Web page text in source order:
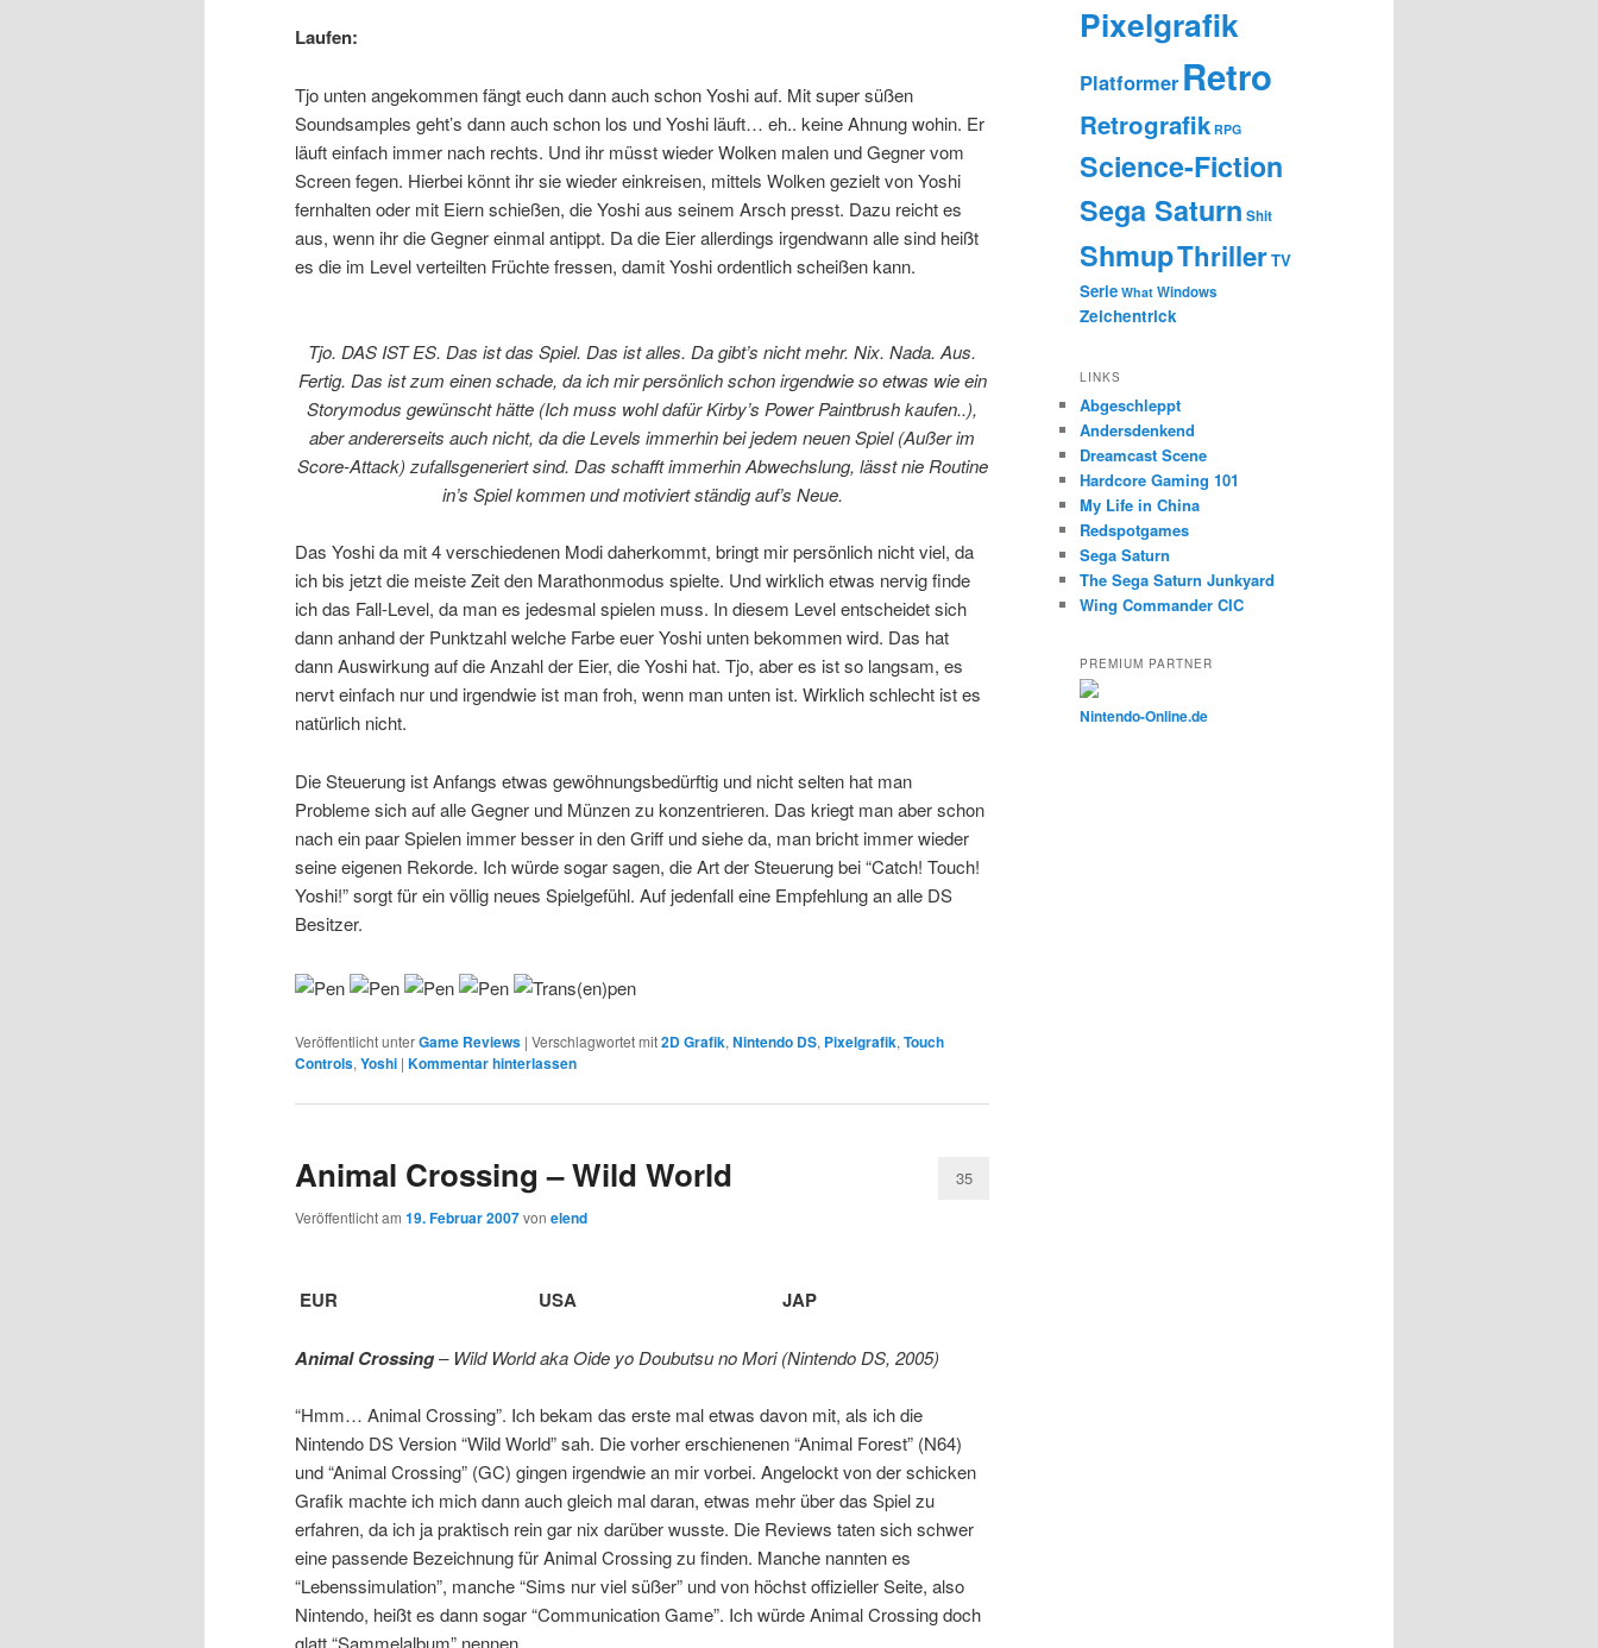
Laufen:
Tjo unten angekommen fängt euch dann auch schon Yoshi auf. Mit super süßen
Soundsamples geht’s dann auch schon los und Yoshi läuft… eh.. keine Ahnung wohin. Er
läuft einfach immer nach rechts. Und ihr müsst wieder Wolken malen und Gegner vom
Screen fegen. Hierbei könnt ihr sie wieder einkreisen, mittels Wolken gezielt von Yoshi
fernhalten oder mit Eiern schießen, die Yoshi aus seinem Arsch presst. Dazu reicht es
aus, wenn ihr die Gegner einmal antippt. Da die Eier allerdings irgendwann alle sind heißt
es die im Level verteilten Früchte fressen, damit Yoshi ordentlich scheißen kann.
Tjo. DAS IST ES. Das ist das Spiel. Das ist alles. Da gibt’s nicht mehr. Nix. Nada. Aus.
Fertig. Das ist zum einen schade, da ich mir persönlich schon irgendwie so etwas wie ein
Storymodus gewünscht hätte (Ich muss wohl dafür Kirby’s Power Paintbrush kaufen..),
aber andererseits auch nicht, da die Levels immerhin bei jedem neuen Spiel (Außer im
Score-Attack) zufallsgeneriert sind. Das schafft immerhin Abwechslung, lässt nie Routine
in’s Spiel kommen und motiviert ständig auf’s Neue.
Das Yoshi da mit 4 verschiedenen Modi daherkommt, bringt mir persönlich nicht viel, da
ich bis jetzt die meiste Zeit den Marathonmodus spielte. Und wirklich etwas nervig finde
ich das Fall-Level, da man es jedesmal spielen muss. In diesem Level entscheidet sich
dann anhand der Punktzahl welche Farbe euer Yoshi unten bekommen wird. Das hat
dann Auswirkung auf die Anzahl der Eier, die Yoshi hat. Tjo, aber es ist so langsam, es
nervt einfach nur und irgendwie ist man froh, wenn man unten ist. Wirklich schlecht ist es
natürlich nicht.
Die Steuerung ist Anfangs etwas gewöhnungsbedürftig und nicht selten hat man
Probleme sich auf alle Gegner und Münzen zu konzentrieren. Das kriegt man aber schon
nach ein paar Spielen immer besser in den Griff und siehe da, man bricht immer wieder
seine eigenen Rekorde. Ich würde sogar sagen, die Art der Steuerung bei “Catch! Touch!
Yoshi!” sorgt für ein völlig neues Spielgefühl. Auf jedenfall eine Empfehlung an alle DS
Besitzer.
Veröffentlicht unterGame Reviews | Verschlagwortet mit2D Grafik,Nintendo DS, Pixelgrafik,Touch
Controls,Yoshi | Kommentar hinterlassen
Animal Crossing – Wild World
Veröffentlicht am 19. Februar 2007von elend
35
EUR USA JAP
Animal Crossing– Wild World aka Oide yo Doubutsu no Mori (Nintendo DS, 2005)
“Hmm… Animal Crossing”. Ich bekam das erste mal etwas davon mit, als ich die
Nintendo DS Version “Wild World” sah. Die vorher erschienenen “Animal Forest” (N64)
und “Animal Crossing” (GC) gingen irgendwie an mir vorbei. Angelockt von der schicken
Grafik machte ich mich dann auch gleich mal daran, etwas mehr über das Spiel zu
erfahren, da ich ja praktisch rein gar nix darüber wusste. Die Reviews taten sich schwer
eine passende Bezeichnung für Animal Crossing zu finden. Manche nannten es
“Lebenssimulation”, manche “Sims nur viel süßer” und von höchst offizieller Seite, also
Nintendo, heißt es dann sogar “Communication Game”. Ich würde Animal Crossing doch
glatt “Sammelalbum” nennen.
Pixelgrafik
Platformer Retro
Retrografik RPG
Science-Fiction
Sega Saturn Shit
ShmupThrillerTV
Serie What Windows
Zeichentrick
LINKS
Abgeschleppt
Andersdenkend
Dreamcast Scene
Hardcore Gaming 101
My Life in China
Redspotgames
Sega Saturn
The Sega Saturn Junkyard
Wing Commander CIC
PREMIUM PARTNER
Nintendo-Online.de